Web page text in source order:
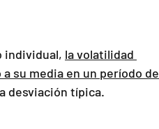
individual, la volatilidad
su media en un período de
desviación típica.